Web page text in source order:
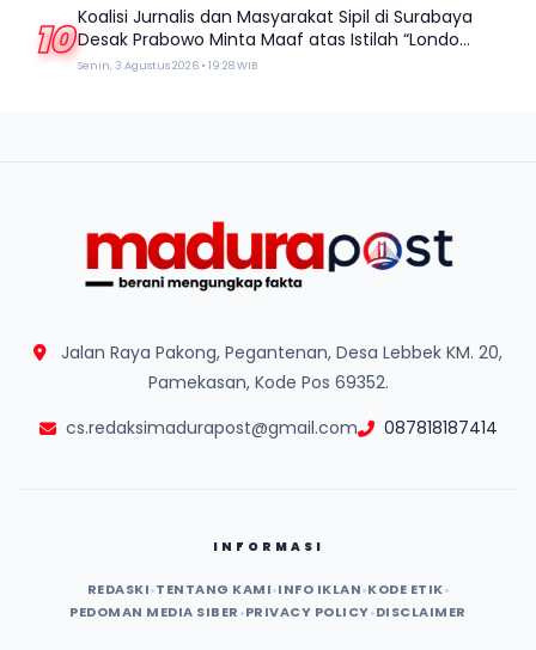
10 Koalisi Jurnalis dan Masyarakat Sipil di Surabaya
Desak Prabowo Minta Maaf atas Istilah “Londo
Ireng”
Senin, 3 Agustus 2026 • 19:28 WIB
Jalan Raya Pakong, Pegantenan, Desa Lebbek KM. 20,
Pamekasan, Kode Pos 69352.
cs.redaksimadurapost@gmail.com
087818187414
INFORMASI
REDASKI•TENTANG KAMI•INFO IKLAN•KODE ETIK•
PEDOMAN MEDIA SIBER•PRIVACY POLICY•DISCLAIMER